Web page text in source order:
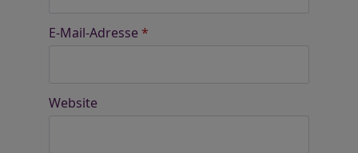
E-Mail-Adresse *
Website